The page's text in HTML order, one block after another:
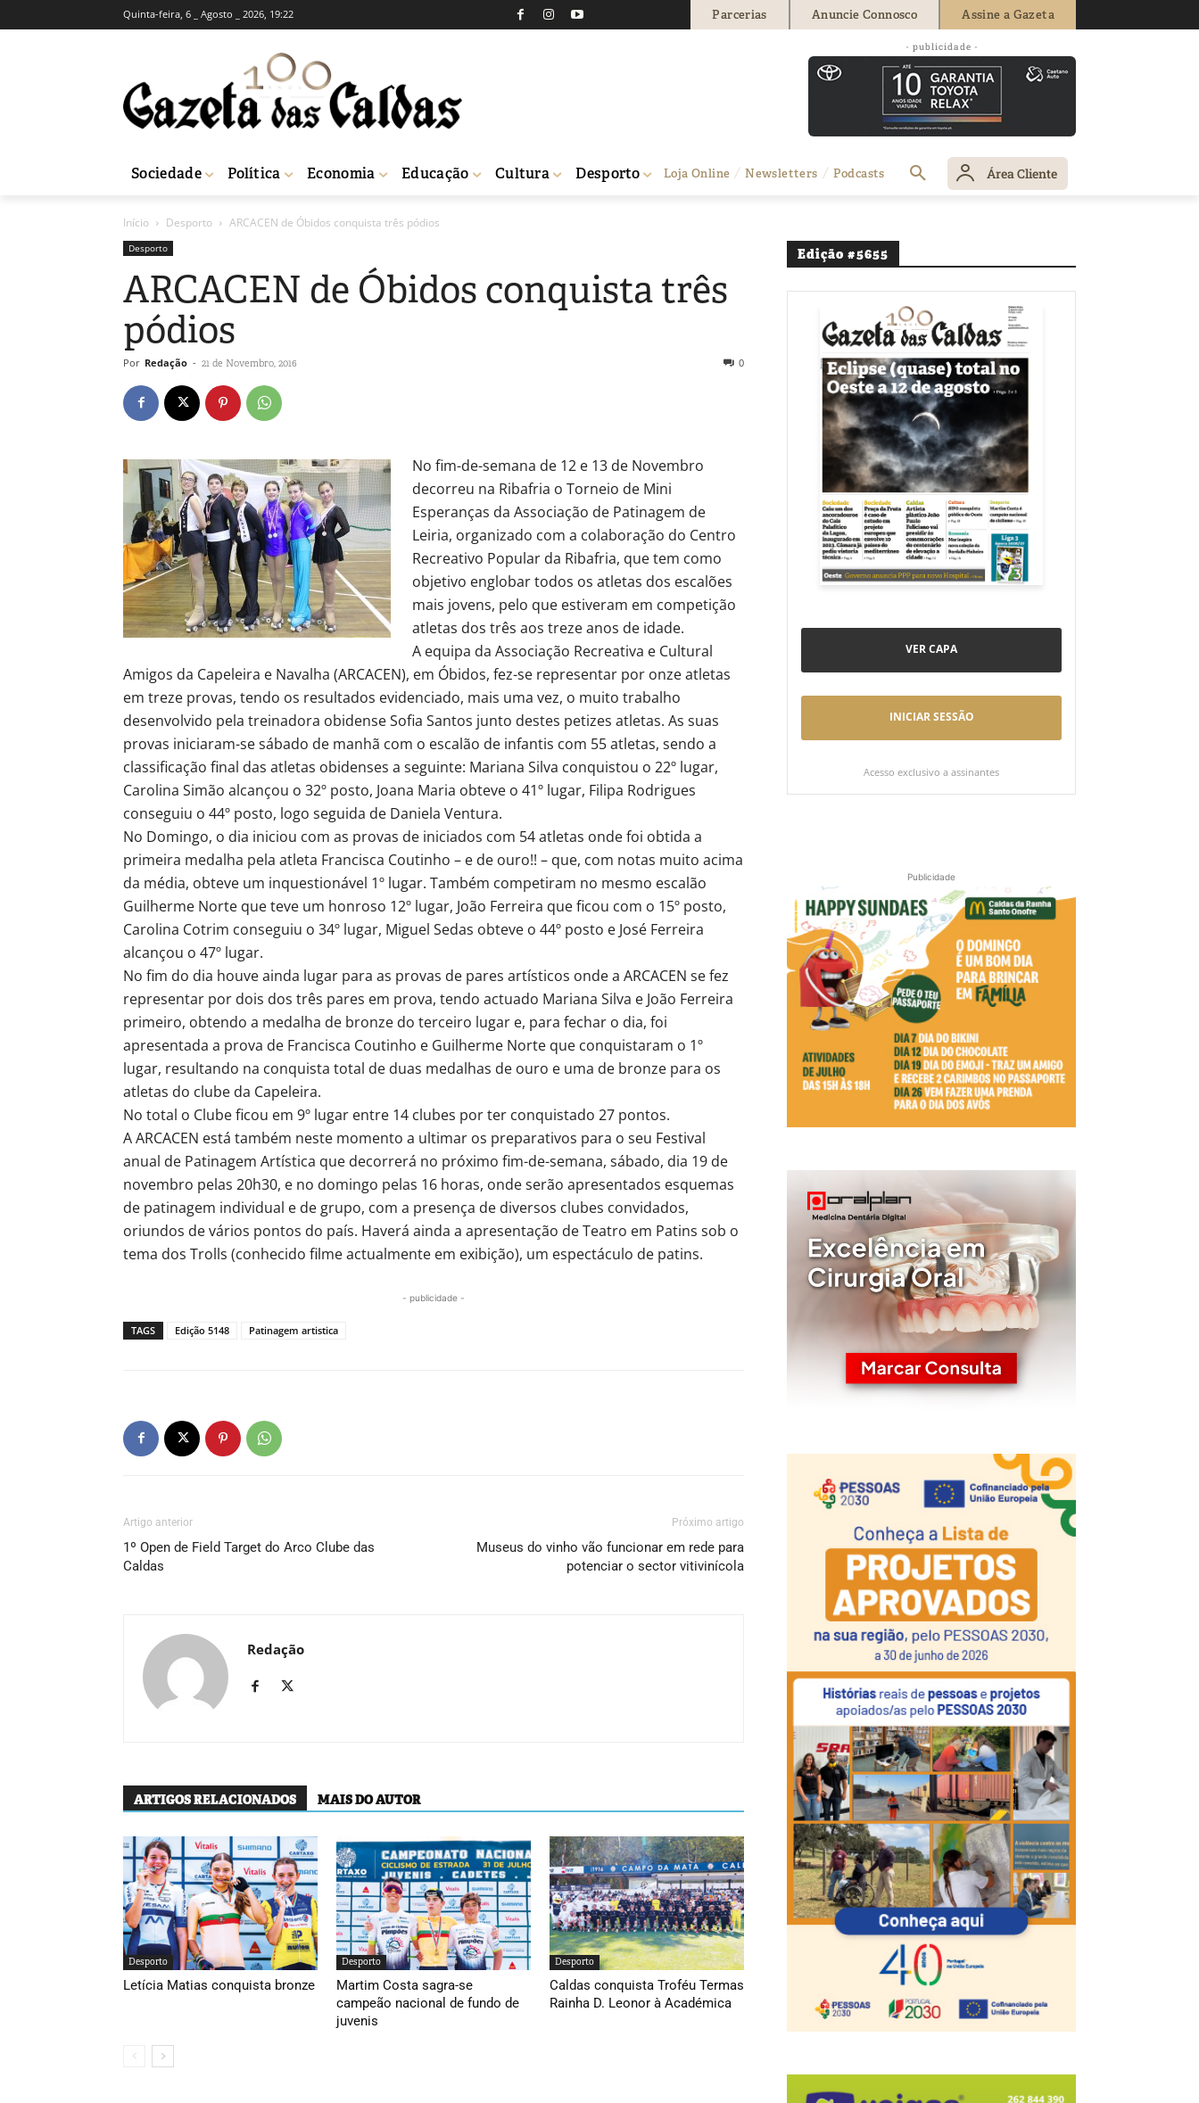
Quinta-feira, 6 _ Agosto _ 2026, 19:22 Parcerias Anuncie Connosco Assine a Gazeta
- publicidade -
Sociedade Política Economia Educação Cultura Desporto Loja Online Newsletters Podcasts Área Cliente
Início Desporto ARCACEN de Óbidos conquista três pódios
Desporto
ARCACEN de Óbidos conquista três
pódios
Por Redação - 21 de Novembro, 2016 0
No fim-de-semana de 12 e 13 de Novembro
decorreu na Ribafria o Torneio de Mini
Esperanças da Associação de Patinagem de
Leiria, organizado com a colaboração do Centro
Recreativo Popular da Ribafria, que tem como
objetivo englobar todos os atletas dos escalões
mais jovens, pelo que estiveram em competição
atletas dos três aos treze anos de idade.
A equipa da Associação Recreativa e Cultural
Amigos da Capeleira e Navalha (ARCACEN), em Óbidos, fez-se representar por onze atletas
em treze provas, tendo os resultados evidenciado, mais uma vez, o muito trabalho
desenvolvido pela treinadora obidense Sofia Santos junto destes petizes atletas. As suas
provas iniciaram-se sábado de manhã com o escalão de infantis com 55 atletas, sendo a
classificação final das atletas obidenses a seguinte: Mariana Silva conquistou o 22º lugar,
Carolina Simão alcançou o 32º posto, Joana Maria obteve o 41º lugar, Filipa Rodrigues
conseguiu o 44º posto, logo seguida de Daniela Ventura.
No Domingo, o dia iniciou com as provas de iniciados com 54 atletas onde foi obtida a
primeira medalha pela atleta Francisca Coutinho – e de ouro!! – que, com notas muito acima
da média, obteve um inquestionável 1º lugar. Também competiram no mesmo escalão
Guilherme Norte que teve um honroso 12º lugar, João Ferreira que ficou com o 15º posto,
Carolina Cotrim conseguiu o 34º lugar, Miguel Sedas obteve o 44º posto e José Ferreira
alcançou o 47º lugar.
No fim do dia houve ainda lugar para as provas de pares artísticos onde a ARCACEN se fez
representar por dois dos três pares em prova, tendo actuado Mariana Silva e João Ferreira
primeiro, obtendo a medalha de bronze do terceiro lugar e, para fechar o dia, foi
apresentada a prova de Francisca Coutinho e Guilherme Norte que conquistaram o 1º
lugar, resultando na conquista total de duas medalhas de ouro e uma de bronze para os
atletas do clube da Capeleira.
No total o Clube ficou em 9º lugar entre 14 clubes por ter conquistado 27 pontos.
A ARCACEN está também neste momento a ultimar os preparativos para o seu Festival
anual de Patinagem Artística que decorrerá no próximo fim-de-semana, sábado, dia 19 de
novembro pelas 20h30, e no domingo pelas 16 horas, onde serão apresentados esquemas
de patinagem individual e de grupo, com a presença de diversos clubes convidados,
oriundos de vários pontos do país. Haverá ainda a apresentação de Teatro em Patins sob o
tema dos Trolls (conhecido filme actualmente em exibição), um espectáculo de patins.
- publicidade -
TAGS Edição 5148 Patinagem artistica
Artigo anterior
1º Open de Field Target do Arco Clube das
Caldas
Próximo artigo
Museus do vinho vão funcionar em rede para
potenciar o sector vitivinícola
Redação
ARTIGOS RELACIONADOS MAIS DO AUTOR
Desporto
Letícia Matias conquista bronze
Desporto
Martim Costa sagra-se
campeão nacional de fundo de
juvenis
Desporto
Caldas conquista Troféu Termas
Rainha D. Leonor à Académica
Edição #5655
VER CAPA
INICIAR SESSÃO
Acesso exclusivo a assinantes
Publicidade